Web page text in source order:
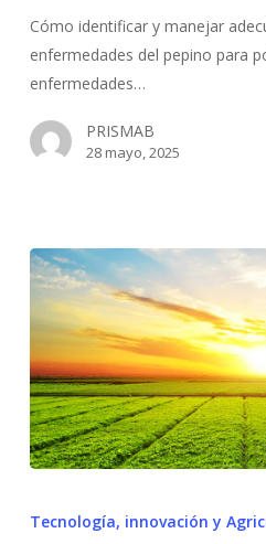
pepino
para
potenciar
producción
Cómo identificar y manejar
enfermedades del pepino para
enfermedades…
PRISMAB
28 mayo, 2025
ventajas
Tecnología, innovación y